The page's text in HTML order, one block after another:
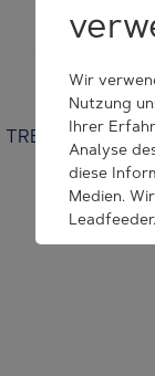
TRESU |
Wir
Nutzung
Ihrer
Analyse
diese
Medien.
Leadfeeder.